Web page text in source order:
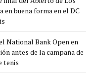
en buena forma en el DC
National Bank Open en
antes de la campaña de
tenis